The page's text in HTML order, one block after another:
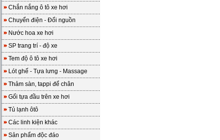
Chắn nắng ô tô xe hơi
Chuyển điện - Đổi nguồn
Nước hoa xe hơi
SP trang trí - độ xe
Tem độ ô tô xe hơi
Lót ghế - Tựa lưng - Massage
Thảm sàn, tappi để chân
Gối tựa đầu trên xe hơi
Tủ lạnh ôtô
Các linh kiện khác
Sản phẩm độc đáo